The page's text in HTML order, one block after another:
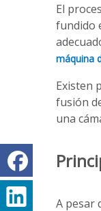
El
fundido
máquina
Existen
fusión
una
A pesar